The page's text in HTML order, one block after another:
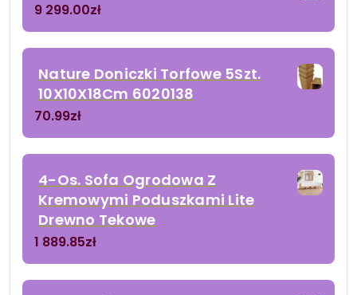
9 299.00zł
Nature Doniczki Torfowe 5Szt.
10X10X18Cm 6020138
70.99zł
4-Os. Sofa Ogrodowa Z
Kremowymi Poduszkami Lite
Drewno Tekowe
1 889.85zł